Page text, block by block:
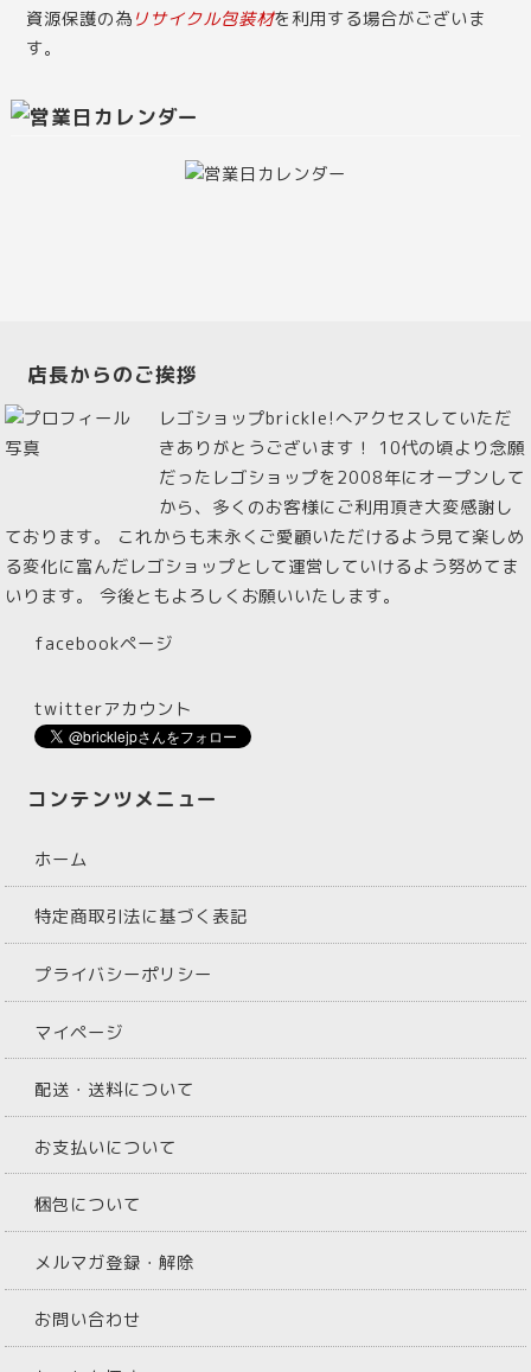
資源保護の為 リサイクル包装材を利用する場合がございま
す。
店長からのご挨拶
レゴショップbrickle!へアクセスしていただ
きありがとうございます！ 10代の頃より念願
だったレゴショップを2008年にオープンして
から、多くのお客様にご利用頂き大変感謝し
ております。 これからも末永くご愛顧いただけるよう見て楽しめ
る変化に富んだレゴショップとして運営していけるよう努めてま
いります。 今後ともよろしくお願いいたします。
facebookページ
twitterアカウント
コンテンツメニュー
ホーム
特定商取引法に基づく表記
プライバシーポリシー
マイページ
配送・送料について
お支払いについて
梱包について
メルマガ登録・解除
お問い合わせ